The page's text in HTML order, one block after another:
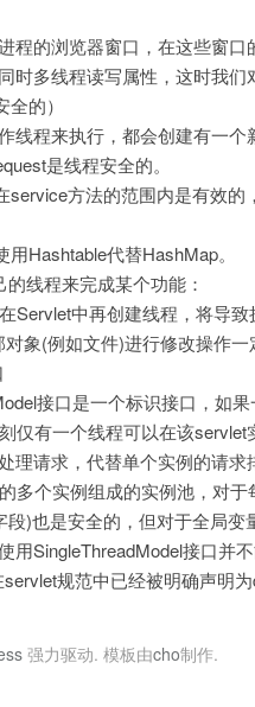
程的浏览器窗口，在这些窗
时多线程读写属性，这时我们
的）
线程来执行，都会创建有一
是线程安全的。
方法的范围内是有效
Hashtable代替HashMap。
线程来完成某个功能：
Servlet中再创建线程，将导致
象(例如文件)进行修改操作
接口是一个标识接口，如
仅有一个线程可以在该
理请求，代替单个实例的请求
多个实例组成的实例池，对
)也是安全的，但对于全局变
用SingleThreadModel接口并
规范中已经被明确声明为
强力驱动. 模板由cho制作.